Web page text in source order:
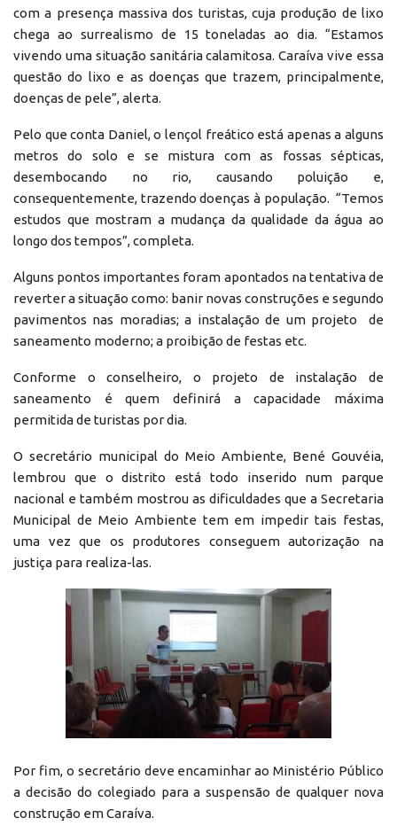
com a presença massiva dos turistas, cuja produção de lixo
chega ao surrealismo de 15 toneladas ao dia. “Estamos
vivendo uma situação sanitária calamitosa. Caraíva vive essa
questão do lixo e as doenças que trazem, principalmente,
doenças de pele”, alerta.
Pelo que conta Daniel, o lençol freático está apenas a alguns
metros do solo e se mistura com as fossas sépticas,
desembocando no rio, causando poluição e,
consequentemente, trazendo doenças à população. “Temos
estudos que mostram a mudança da qualidade da água ao
longo dos tempos”, completa.
Alguns pontos importantes foram apontados na tentativa de
reverter a situação como: banir novas construções e segundo
pavimentos nas moradias; a instalação de um projeto de
saneamento moderno; a proibição de festas etc.
Conforme o conselheiro, o projeto de instalação de
saneamento é quem definirá a capacidade máxima
permitida de turistas por dia.
O secretário municipal do Meio Ambiente, Bené Gouvéia,
lembrou que o distrito está todo inserido num parque
nacional e também mostrou as dificuldades que a Secretaria
Municipal de Meio Ambiente tem em impedir tais festas,
uma vez que os produtores conseguem autorização na
justiça para realiza-las.
Por fim, o secretário deve encaminhar ao Ministério Público
a decisão do colegiado para a suspensão de qualquer nova
construção em Caraíva.